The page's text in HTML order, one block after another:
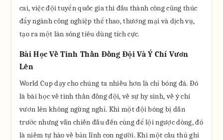
cai, việc đội tuyển quốc gia thi đấu thành công cũng thúc
đẩy ngành công nghiệp thể thao, thương mại và dịch vụ,
tạo ra một làn sóng tiêu dùng tích cực.
Bài Học Về Tinh Thần Đồng Đội Và Ý Chí Vươn
Lên
World Cup dạy cho chúng ta nhiều hơn là chỉ bóng đá. Đó
là bài học về tinh thần đồng đội, về sự hy sinh, về ý chí
vươn lên không ngừng nghỉ. Khi một đội bóng bị dẫn
trước nhưng vẫn chiến đấu đến cùng để lội ngược dòng, đó
là niềm tự hào về bản lĩnh con người. Khi một cầu thủ ghi